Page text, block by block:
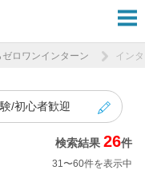
ロワンインターン イン
/初心者歓迎
検索結果26件
31〜60件を表示中